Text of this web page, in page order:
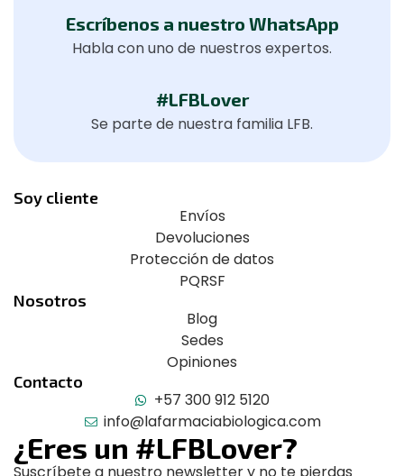
Escríbenos a nuestro WhatsApp
Habla con uno de nuestros expertos.
#LFBLover
Se parte de nuestra familia LFB.
Soy cliente
Envíos
Devoluciones
Protección de datos
PQRSF
Nosotros
Blog
Sedes
Opiniones
Contacto
+57 300 912 5120
info@lafarmaciabiologica.com
¿Eres un #LFBLover?